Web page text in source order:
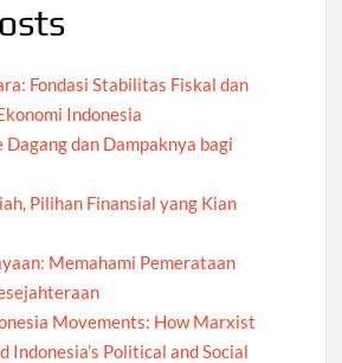
Fondasi Stabilitas Fiskal dan
Indonesia
dan Dampaknya bagi
Pilihan Finansial yang Kian
Memahami Pemerataan
Movements: How Marxist
Indonesia’s Political and Social